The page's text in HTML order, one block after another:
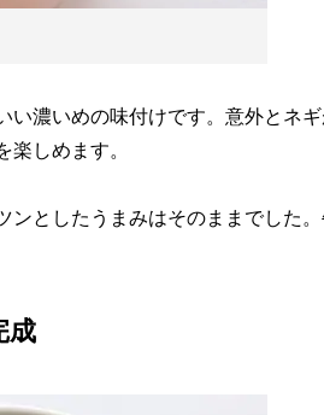
濃いめの味付けです。意外とネ
しめます。
としたうまみはそのままでした
成